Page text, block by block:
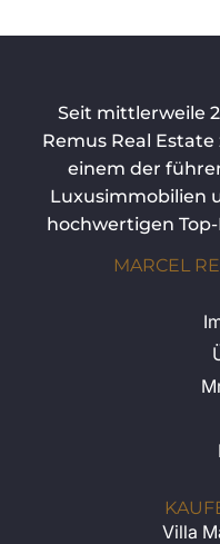
Seit mittlerweile
Remus Real
einem der
Luxusimmobilien
hochwertigen
MARCEL
Villa